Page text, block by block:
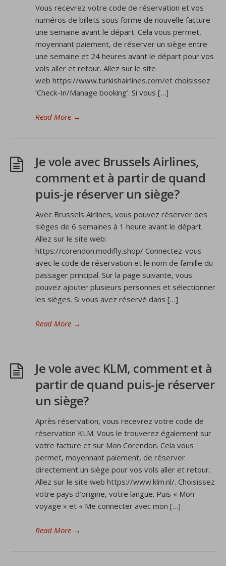
Vous recevrez votre code de réservation et vos
numéros de billets sous forme de nouvelle facture
une semaine avant le départ. Cela vous permet,
moyennant paiement, de réserver un siège entre
une semaine et 24 heures avant le départ pour vos
vols aller et retour. Allez sur le site
web https://www.turkishairlines.com/et choisissez
‘Check-In/Manage booking’. Si vous […]
Read More →
Je vole avec Brussels Airlines,
comment et à partir de quand
puis-je réserver un siège?
Avec Brussels Airlines, vous pouvez réserver des
sièges de 6 semaines à 1 heure avant le départ.
Allez sur le site web:
https://corendon.modifly.shop/ Connectez-vous
avec le code de réservation et le nom de famille du
passager principal. Sur la page suivante, vous
pouvez ajouter plusieurs personnes et sélectionner
les sièges. Si vous avez réservé dans […]
Read More →
Je vole avec KLM, comment et à
partir de quand puis-je réserver
un siège?
Après réservation, vous recevrez votre code de
réservation KLM. Vous le trouverez également sur
votre facture et sur Mon Corendon. Cela vous
permet, moyennant paiement, de réserver
directement un siège pour vos vols aller et retour.
Allez sur le site web https://www.klm.nl/. Choisissez
votre pays d’origine, votre langue. Puis « Mon
voyage » et « Me connecter avec mon […]
Read More →